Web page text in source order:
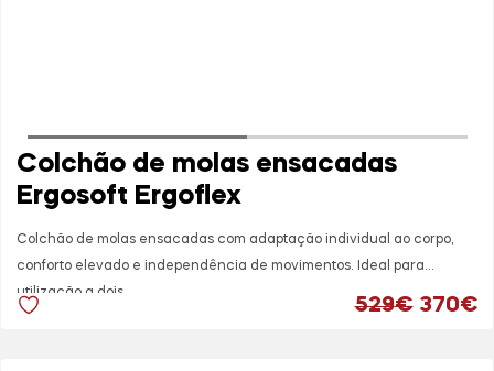
ventilação
Uma solução confortável e acolhedora para
quem procura maior suavidade e bem-estar
Colchão de molas ensacadas
Ergosoft Ergoflex
Colchão de molas ensacadas com adaptação individual ao corpo,
conforto elevado e independência de movimentos. Ideal para
utilização a dois.
529€ O
370€